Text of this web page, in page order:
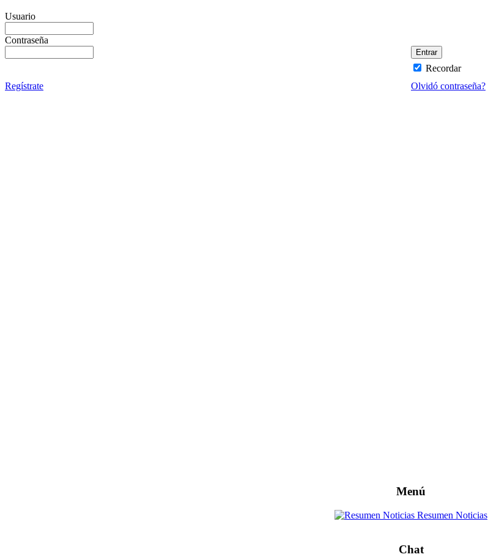
Usuario
Contraseña
Recordar
Regístrate
Olvidó contraseña?
Menú
Resumen Noticias
Chat